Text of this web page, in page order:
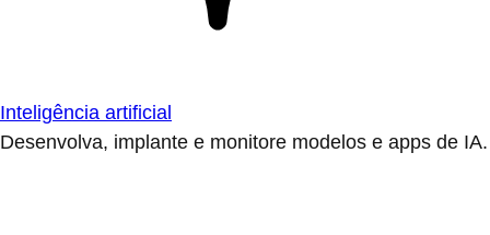
Inteligência artificial
Desenvolva, implante e monitore modelos e apps de IA.